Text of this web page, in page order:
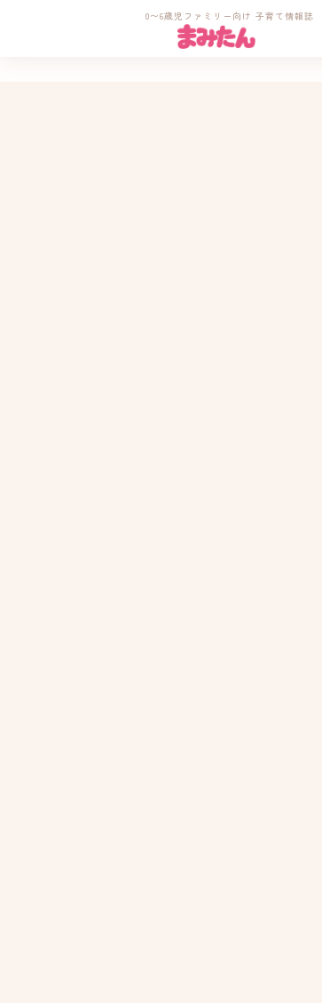
0〜6歳児ファミリー向け 子育て情報誌